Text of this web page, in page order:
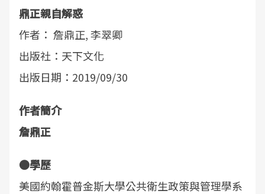
鼎正親自解惑
作者： 詹鼎正, 李翠卿
出版社：天下文化
出版日期：2019/09/30
作者簡介
詹鼎正
●學歷
美國約翰霍普金斯大學公共衛生政策與管理學系